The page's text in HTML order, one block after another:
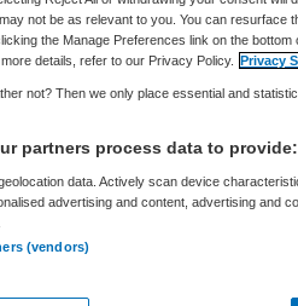
Skipr Redactie 2 augustus 2010
van het bedrijf
not be as relevant to you. You can resurface
the Manage Preferences link on the
details, refer to our Privacy Policy. Privacy
not? Then we only place essential and
partners process data to provide:
data. Actively scan device
advertising and content, advertising and
(vendors)